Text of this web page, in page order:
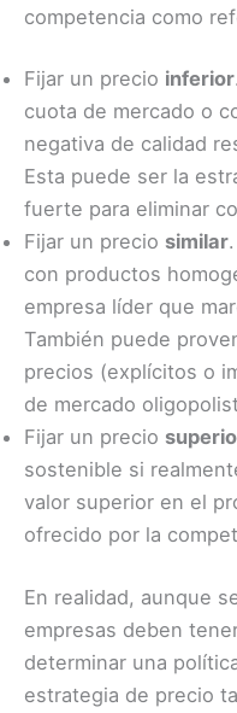
competencia como
Fijar un precio inferior
cuota de mercado o
negativa de calidad
Esta puede ser la
fuerte para eliminar
Fijar un precio similar
con productos
empresa líder que
También puede
precios (explícitos o
de mercado
Fijar un precio
sostenible si
valor superior en el
ofrecido por la
En realidad, aunque
empresas deben
determinar una
estrategia de precio